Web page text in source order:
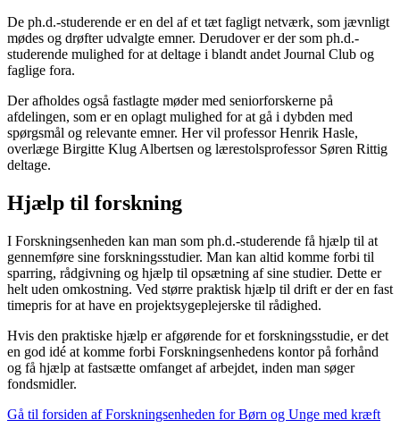
De ph.d.-studerende er en del af et tæt fagligt netværk, som jævnligt
mødes og drøfter udvalgte emner. Derudover er der som ph.d.-
studerende mulighed for at deltage i blandt andet Journal Club og
faglige fora.
Der afholdes også fastlagte møder med seniorforskerne på
afdelingen, som er en oplagt mulighed for at gå i dybden med
spørgsmål og relevante emner. Her vil professor Henrik Hasle,
overlæge Birgitte Klug Albertsen og lærestolsprofessor Søren Rittig
deltage.
Hjælp til forskning
I Forskningsenheden kan man som ph.d.-studerende få hjælp til at
gennemføre sine forskningsstudier. Man kan altid komme forbi til
sparring, rådgivning og hjælp til opsætning af sine studier. Dette er
helt uden omkostning. Ved større praktisk hjælp til drift er der en fast
timepris for at have en projektsygeplejerske til rådighed.
Hvis den praktiske hjælp er afgørende for et forskningsstudie, er det
en god idé at komme forbi Forskningsenhedens kontor på forhånd
og få hjælp at fastsætte omfanget af arbejdet, inden man søger
fondsmidler.
Gå til forsiden af Forskningsenheden for Børn og Unge med kræft